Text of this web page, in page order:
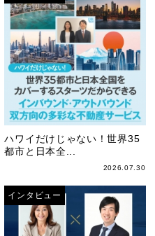
ハワイだけじゃない！世界35
都市と日本全...
2026.07.30
インタビュー